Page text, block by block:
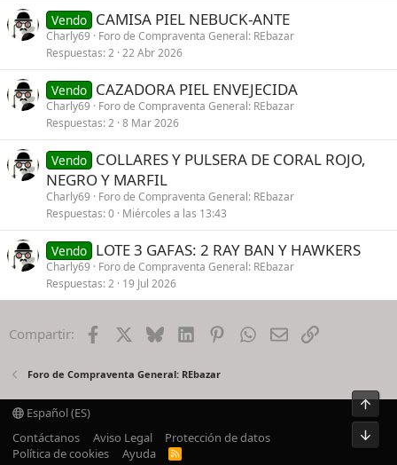
Vendo CAMISA PIEL NEBUCK-ANTE
Charly69
Foro de Compraventa General: REbazar
Respuestas 2 22 Abr 2026
Vendo CAZADORA PIEL ENVEJECIDA
Charly69
Foro de Compraventa General: REbazar
Respuestas 2 8 Mar 2026
Vendo COLLARES Y PULSERA DE CORAL ROJO,
NEGRO Y MARFIL
Charly69
Foro de Compraventa General: REbazar
Respuestas 0 Miércoles a las 13:43
Vendo LOTE 3 GAFAS: 2 RAY BAN Y HAWKERS
Charly69
Foro de Compraventa General: REbazar
Respuestas 2 19 Jul 2026
Compartir: Facebook BlueskyLinkedInPinterestWhatsApp
EmailEnlace
Foro de Compraventa General: REbazar
Español (ES)
Contáctanos
Aviso Legal
Protección de datos
Política de cookies
Ayuda
R